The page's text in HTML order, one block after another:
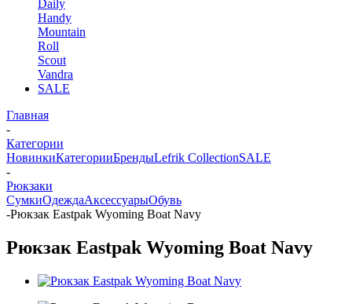
Daily
Handy
Mountain
Roll
Scout
Vandra
SALE
Главная
-
Категории
НовинкиКатегорииБрендыLefrik CollectionSALE
-
Рюкзаки
СумкиОдеждаАксессуарыОбувь
-Рюкзак Eastpak Wyoming Boat Navy
Рюкзак Eastpak Wyoming Boat Navy